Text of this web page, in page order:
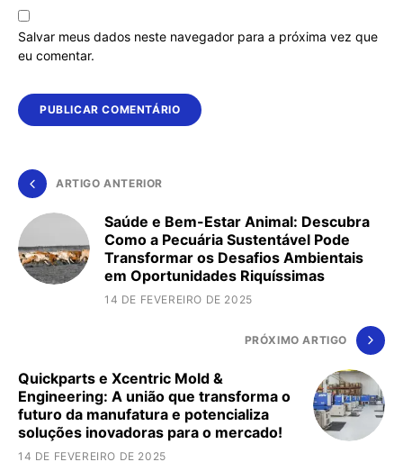
Salvar meus dados neste navegador para a próxima vez que
eu comentar.
ARTIGO ANTERIOR
Saúde e Bem-Estar Animal: Descubra
Como a Pecuária Sustentável Pode
Transformar os Desafios Ambientais
em Oportunidades Riquíssimas
14 DE FEVEREIRO DE 2025
PRÓXIMO ARTIGO
Quickparts e Xcentric Mold &
Engineering: A união que transforma o
futuro da manufatura e potencializa
soluções inovadoras para o mercado!
14 DE FEVEREIRO DE 2025